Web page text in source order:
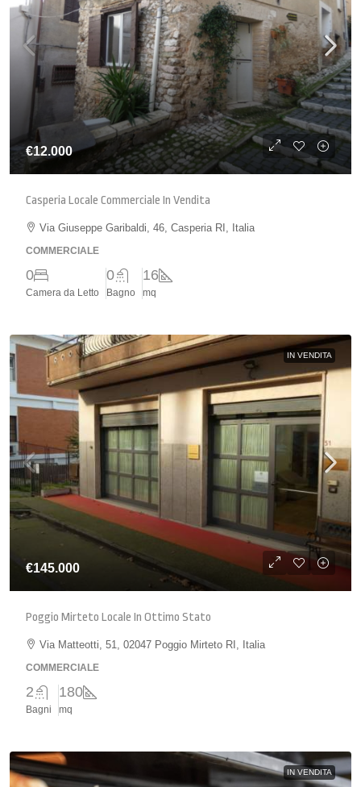
€12.000
Casperia Locale Commerciale In Vendita
Via Giuseppe Garibaldi, 46, Casperia RI, Italia
COMMERCIALE
0
Camera da Letto
0
Bagno
16
mq
IN VENDITA
€145.000
Poggio Mirteto Locale In Ottimo Stato
Via Matteotti, 51, 02047 Poggio Mirteto RI, Italia
COMMERCIALE
2
Bagni
180
mq
IN VENDITA